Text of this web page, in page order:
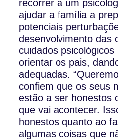
recorrer a um
ajudar a família a
potenciais
desenvolvimento das
cuidados
orientar os pais,
adequadas.
confiem que os seus
estão a ser honestos
que vai acontecer.
honestos quanto ao
algumas coisas que